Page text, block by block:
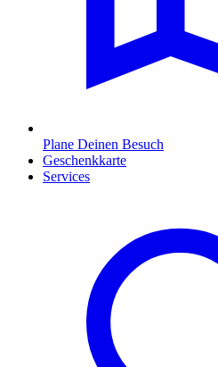
Plane Deinen Besuch
Geschenkkarte
Services